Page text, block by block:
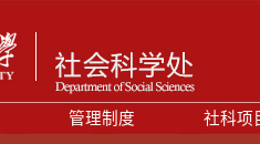
管理制度 社科项